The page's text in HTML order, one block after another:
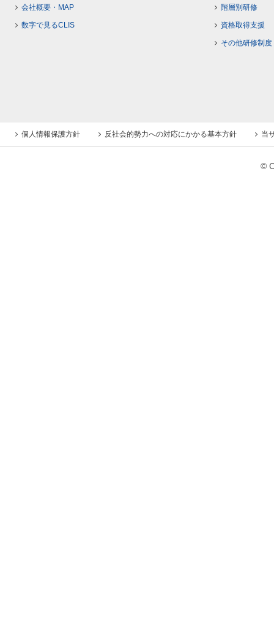
会社概要・MAP
数字で見るCLIS
階層別研修
資格取得支援
その他研修制度
個人情報保護方針 反社会的勢力への対応にかかる基本方針 当
©